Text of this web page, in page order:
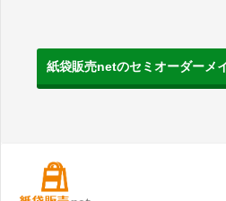
紙袋販売netのセミオーダーメ